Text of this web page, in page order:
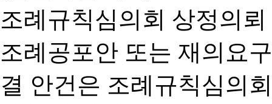
조례규칙심의회 상정의
조례공포안 또는 재의요
결 안건은 조례규칙심의